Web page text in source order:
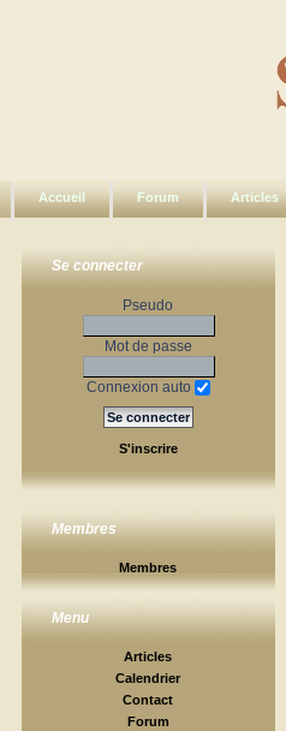
Accueil Forum Articles
Se connecter
Pseudo
Mot de passe
Connexion auto
S'inscrire
Membres
Membres
Menu
Articles
Calendrier
Contact
Forum